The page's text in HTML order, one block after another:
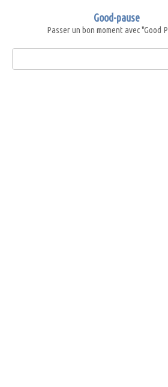
Good-pause
Passer un bon moment avec "Good
Search: